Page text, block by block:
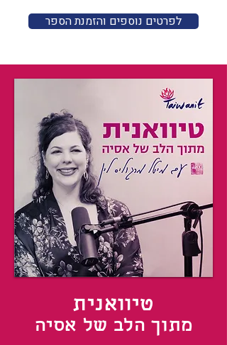
לפרטים נוספים והזמנת הספר
טיוואנית
מתוך הלב של אסיה